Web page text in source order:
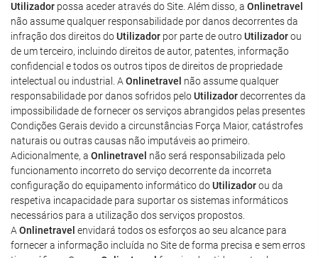
Utilizador possa aceder através do Site. Além disso, a Onlinetravel
não assume qualquer responsabilidade por danos decorrentes da
infração dos direitos doUtilizador por parte de outroUtilizadorou
de um terceiro, incluindo direitos de autor, patentes, informação
confidencial e todos os outros tipos de direitos de propriedade
intelectual ou industrial. A Onlinetravel não assume qualquer
responsabilidade por danos sofridos peloUtilizadordecorrentes da
impossibilidade de fornecer os serviços abrangidos pelas presentes
Condições Gerais devido a circunstâncias Força Maior, catástrofes
naturais ou outras causas não imputáveis ao primeiro.
Adicionalmente, a Onlinetravel não será responsabilizada pelo
funcionamento incorreto do serviço decorrente da incorreta
configuração do equipamento informático doUtilizadorou da
respetiva incapacidade para suportar os sistemas informáticos
necessários para a utilização dos serviços propostos.
A Onlinetravel envidará todos os esforços ao seu alcance para
fornecer a informação incluída no Site de forma precisa e sem erros